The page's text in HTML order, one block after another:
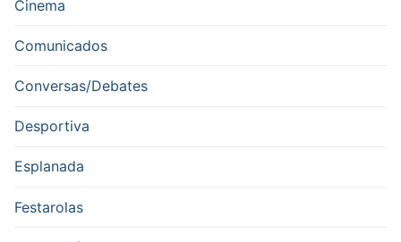
Cinema
Comunicados
Conversas/Debates
Desportiva
Esplanada
Festarolas